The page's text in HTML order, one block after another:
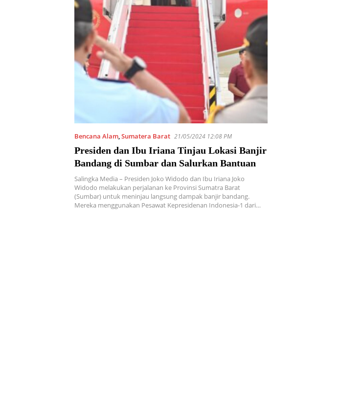
Bencana Alam,Sumatera Barat 21/05/2024 12:08 PM
Presiden dan Ibu Iriana Tinjau Lokasi Banjir
Bandang di Sumbar dan Salurkan Bantuan
Salingka Media – Presiden Joko Widodo dan Ibu Iriana Joko
Widodo melakukan perjalanan ke Provinsi Sumatra Barat
(Sumbar) untuk meninjau langsung dampak banjir bandang.
Mereka menggunakan Pesawat Kepresidenan Indonesia-1 dari…